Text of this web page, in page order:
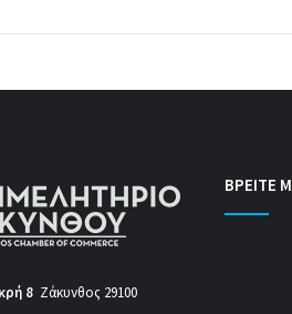
8 Ζάκυνθος 29100
ΒΡΕΙΤΕ